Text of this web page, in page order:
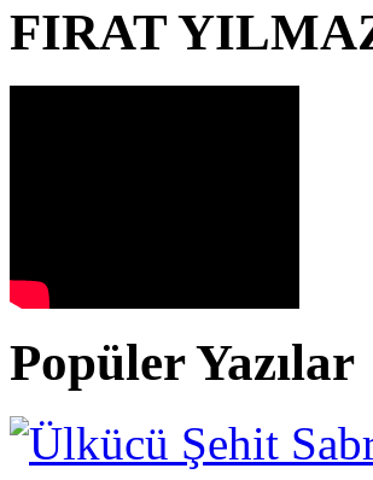
FIRAT
Popüler Yazılar